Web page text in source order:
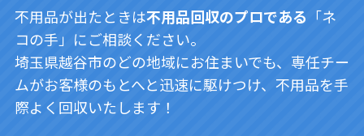
不用品が出たときは不用品回収のプロである 「ネ
コの手」にご相談ください。
埼玉県越谷市のどの地域にお住まいでも、専任チー
ムがお客様のもとへと迅速に駆けつけ、不用品を手
際よく回収いたします！